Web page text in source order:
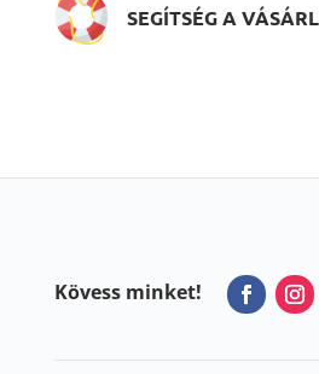
SEGÍTSÉG A
Kövess minket!